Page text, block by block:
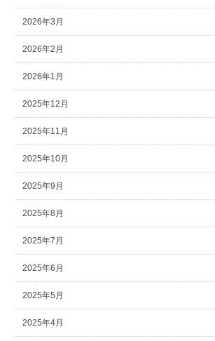
2026年3月
2026年2月
2026年1月
2025年12月
2025年11月
2025年10月
2025年9月
2025年8月
2025年7月
2025年6月
2025年5月
2025年4月